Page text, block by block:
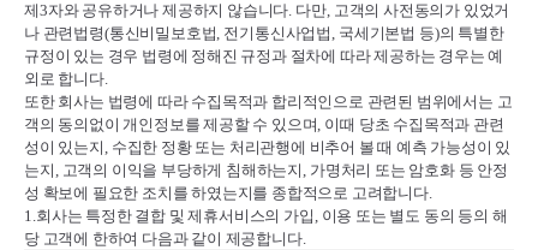
제3자와 공유하거나 제공하지 않습니다. 다만, 고객의 사전동의가 있었거
나 관련법령(통신비밀보호법, 전기통신사업법, 국세기본법 등)의 특별한
규정이 있는 경우 법령에 정해진 규정과 절차에 따라 제공하는 경우는 예
외로 합니다.
또한 회사는 법령에 따라 수집목적과 합리적인으로 관련된 범위에서는 고
객의 동의없이 개인정보를 제공할 수 있으며, 이때 당초 수집목적과 관련
성이 있는지, 수집한 정황 또는 처리관행에 비추어 볼 때 예측 가능성이 있
는지, 고객의 이익을 부당하게 침해하는지, 가명처리 또는 암호화 등 안정
성 확보에 필요한 조치를 하였는지를 종합적으로 고려합니다.
1.회사는 특정한 결합 및 제휴서비스의 가입, 이용 또는 별도 동의 등의 해
당 고객에 한하여 다음과 같이 제공합니다.